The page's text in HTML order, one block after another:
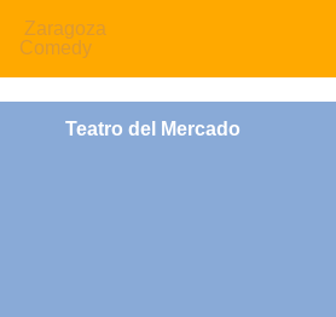
Teatro del Mercado